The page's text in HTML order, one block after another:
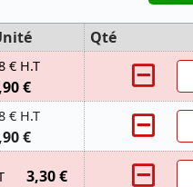
Qté
€ H.T
€
€ H.T
€
3,30 €